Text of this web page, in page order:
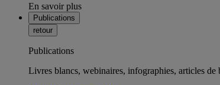
En savoir plus
Publications
retour
Publications
Livres blancs, webinaires, infographies, articles